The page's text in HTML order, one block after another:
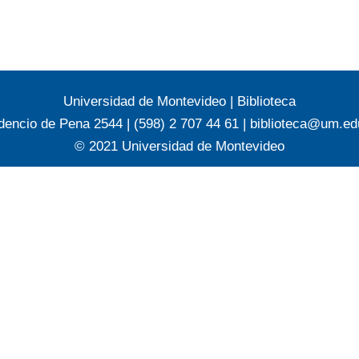
Universidad de Montevideo | Biblioteca
de Pena 2544 | (598) 2 707 44 61 |
© 2021 Universidad de Montevideo